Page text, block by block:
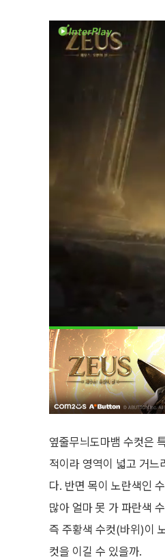
옆줄무늬도마뱀 수컷은
적이라 영역이 넓고 거느
다. 반면 목이 노란색인
많아 얼마 못 가 파란색
즉 주황색 수컷(바위)이
컷을 이길 수 있을까.